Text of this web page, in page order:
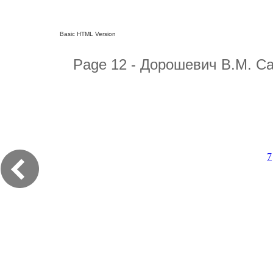
Basic HTML Version
Page 12 - Дорошевич В.М.
7